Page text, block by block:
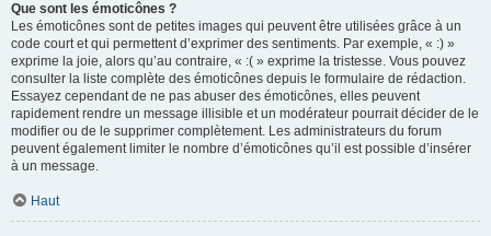
Que sont les émoticônes ?
Les émoticônes sont de petites images qui peuvent être utilisées grâce à un
code court et qui permettent d’exprimer des sentiments. Par exemple, « :) »
exprime la joie, alors qu’au contraire, « :( » exprime la tristesse. Vous pouvez
consulter la liste complète des émoticônes depuis le formulaire de rédaction.
Essayez cependant de ne pas abuser des émoticônes, elles peuvent
rapidement rendre un message illisible et un modérateur pourrait décider de le
modifier ou de le supprimer complètement. Les administrateurs du forum
peuvent également limiter le nombre d’émoticônes qu’il est possible d’insérer
à un message.
Haut